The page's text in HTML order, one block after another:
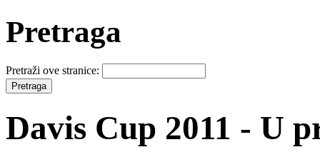
Pretraga
Pretraži ove stranice:
Davis Cup 2011 - U